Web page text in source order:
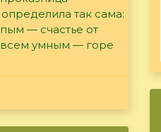
так сама:
— счастье от
всем умным — горе